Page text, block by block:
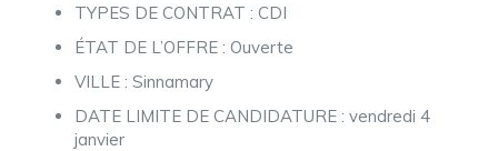
TYPES DE CONTRAT : CDI
ÉTAT DE L’OFFRE : Ouverte
VILLE : Sinnamary
DATE LIMITE DE CANDIDATURE : vendredi 4
janvier